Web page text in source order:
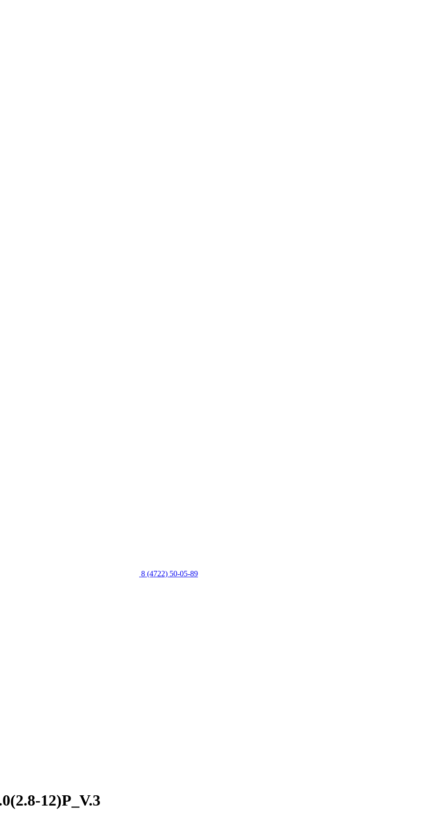
8 (4722) 50-05-89
12)P_V.3